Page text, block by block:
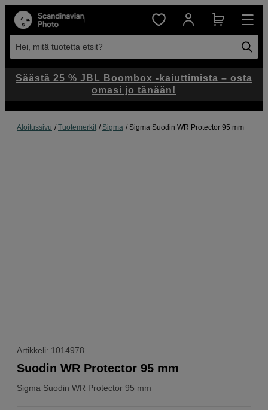
Hei, mitä tuotetta etsit?
Aloitussivu Tuotemerkit Sigma Sigma Suodin WR Protector 95 mm
Artikkeli: 1014978
Sigma Suodin WR Protector 95 mm
Suodin WR Protector 95 mm
Säästä 25 % JBL Boombox -kaiuttimista – osta
omasi jo tänään!